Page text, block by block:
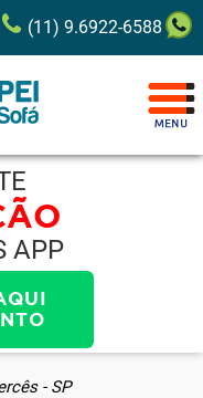
(11) 9.6922-6588
APP
- SP